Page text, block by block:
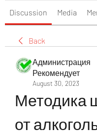
Discussion Media
Back
Администрация
Рекомендует
August 30, 2023
Методика
от